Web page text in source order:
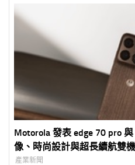
Motorola 發表 edge 70 pro
像、時尚設計與超長續航雙
產業新聞